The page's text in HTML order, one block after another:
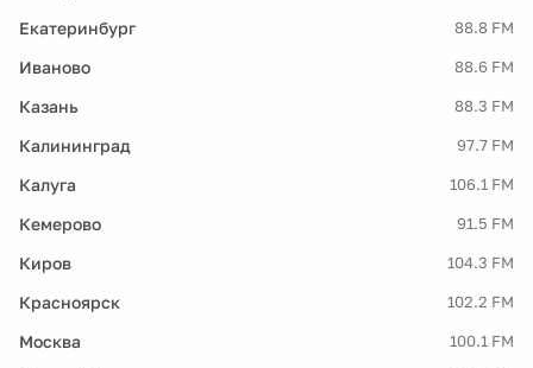
Екатеринбург 88.8 FM
Иваново 88.6 FM
Казань 88.3 FM
Калининград 97.7 FM
Калуга 106.1 FM
Кемерово 91.5 FM
Киров 104.3 FM
Красноярск 102.2 FM
Москва 100.1 FM